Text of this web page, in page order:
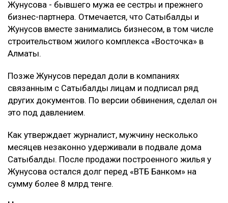
Жунусова - бывшего мужа ее сестры и прежнего
бизнес-партнера. Отмечается, что Сатыбалды и
Жунусов вместе занимались бизнесом, в том числе
строительством жилого комплекса «Восточка» в
Алматы.
Позже Жунусов передал доли в компаниях
связанным с Сатыбалды лицам и подписал ряд
других документов. По версии обвинения, сделал он
это под давлением.
Как утверждает журналист, мужчину несколько
месяцев незаконно удерживали в подвале дома
Сатыбалды. После продажи построенного жилья у
Жунусова остался долг перед «ВТБ Банком» на
сумму более 8 млрд тенге.